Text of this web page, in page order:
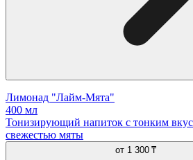
Лимонад "Лайм-Мята"
400 мл
Тонизирующий напиток с тонким
свежестью мяты
от 1 300 ₸